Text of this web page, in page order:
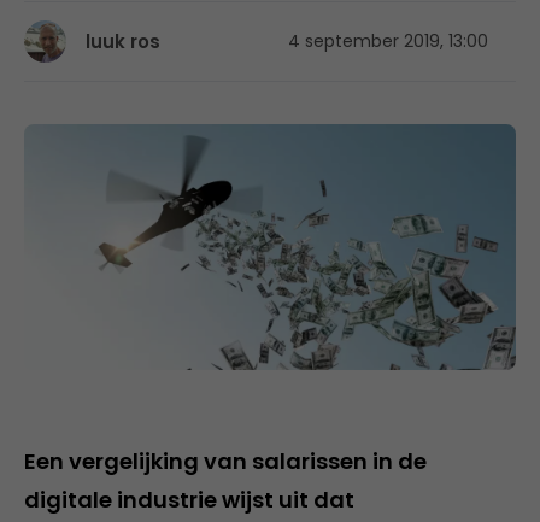
luuk ros 4 september 2019, 13:00
Een vergelijking van salarissen in de
digitale industrie wijst uit dat